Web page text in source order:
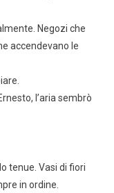
Negozi che
accendevano le
l’aria sembrò
tenue. Vasi di fiori
in ordine.